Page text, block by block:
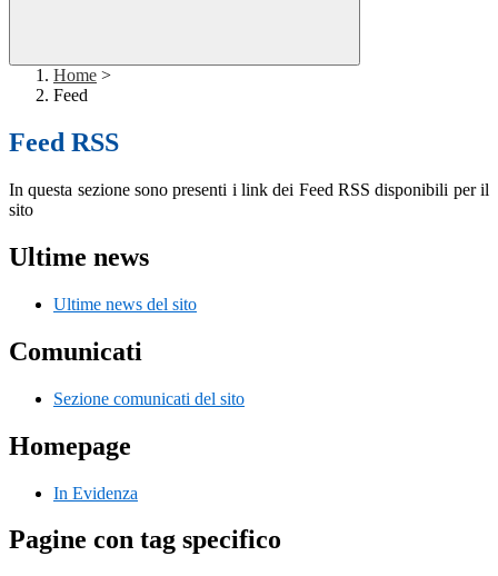
Home >
Feed
Feed RSS
In questa sezione sono presenti i link dei Feed RSS disponibili per il
sito
Ultime news
Ultime news del sito
Comunicati
Sezione comunicati del sito
Homepage
In Evidenza
Pagine con tag specifico